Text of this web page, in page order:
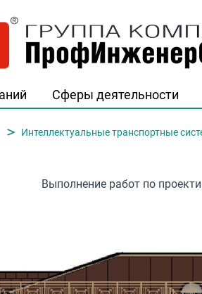
Сферы деятельности
"ПрофИнженерСтрой"
Интеллектуальные транспортные
Выполнение работ по